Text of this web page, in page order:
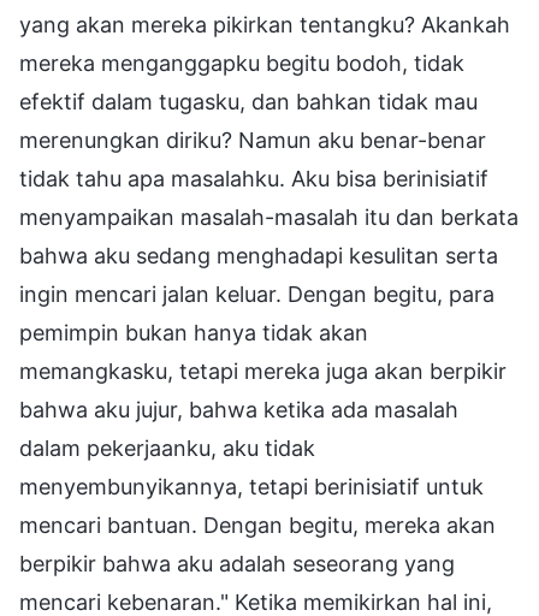
yang akan mereka pikirkan tentangku? Akankah
mereka menganggapku begitu bodoh, tidak
efektif dalam tugasku, dan bahkan tidak mau
merenungkan diriku? Namun aku benar-benar
tidak tahu apa masalahku. Aku bisa berinisiatif
menyampaikan masalah-masalah itu dan berkata
bahwa aku sedang menghadapi kesulitan serta
ingin mencari jalan keluar. Dengan begitu, para
pemimpin bukan hanya tidak akan
memangkasku, tetapi mereka juga akan berpikir
bahwa aku jujur, bahwa ketika ada masalah
dalam pekerjaanku, aku tidak
menyembunyikannya, tetapi berinisiatif untuk
mencari bantuan. Dengan begitu, mereka akan
berpikir bahwa aku adalah seseorang yang
mencari kebenaran." Ketika memikirkan hal ini,